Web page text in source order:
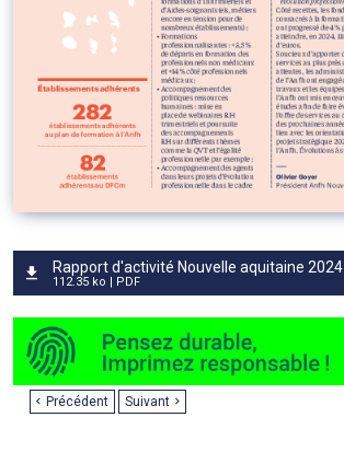
Rapport d'activité Nouvelle aquitaine 2024
112.35 ko | PDF
Précédent Suivant